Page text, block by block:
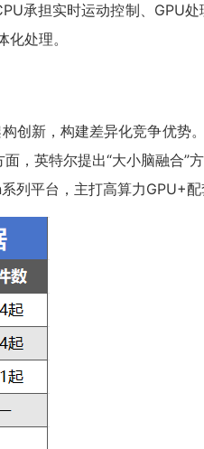
承担实时运动控制、GPU
处理。
创新，构建差异化竞争优
英特尔提出“大小脑融合”
平台，主打高算力GPU+配